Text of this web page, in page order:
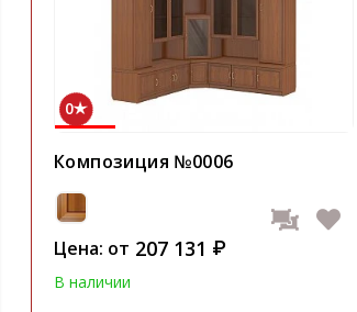
0
Композиция №0006
Цена: от 207 131 ₽
В наличии